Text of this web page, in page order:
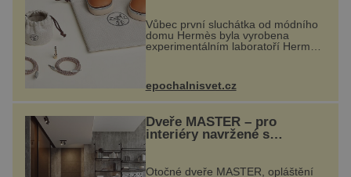
Vůbec první sluchátka od módního
domu Hermès byla vyrobena
experimentálním laboratoří Hermès
se ručně šitou hovězí kůží a
kovový...
epochalnisvet.cz
Dveře MASTER – pro
interiéry navržené s
rozumem i vášní!
Otočné dveře MASTER, opláštění